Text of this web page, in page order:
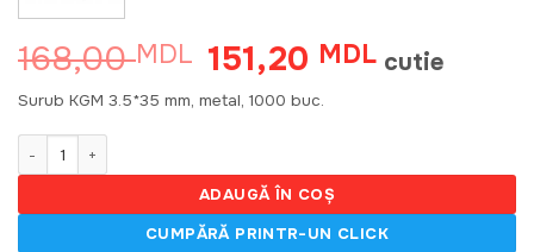
168,00MDL Prețul
inițial
a
151,20 MDLPrețul
curent
cutie
Surub KGM 3.5*35 mm, metal, 1000 buc.
ADAUGĂ ÎN COȘ